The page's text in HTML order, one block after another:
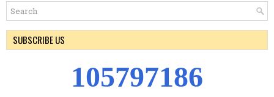
SUBSCRIBE US
105797186